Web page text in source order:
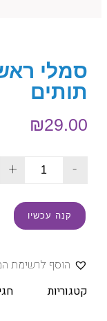
סמלי
תותים
₪29.00
-
+
קנה עכשיו
הוסף לרשימת
קטגוריות